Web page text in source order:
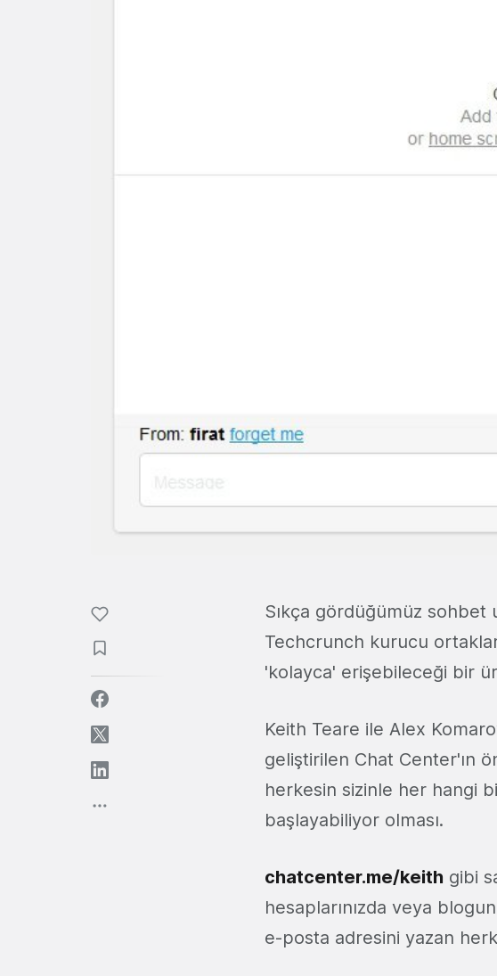
Sıkça gördüğümüz sohbet
Techcrunch kurucu
'kolayca' erişebileceği bir
Keith Teare ile Alex
geliştirilen Chat Center'ın
herkesin sizinle her hangi
başlayabiliyor olması.
chatcenter.me/keith gibi
hesaplarınızda veya
e-posta adresini yazan